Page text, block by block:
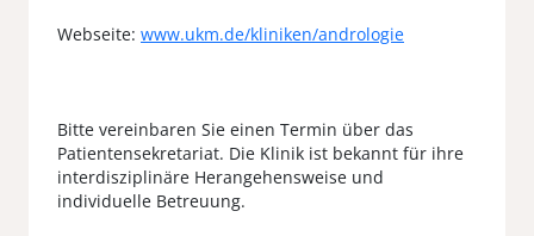
Webseite: www.ukm.de/kliniken/andrologie
Bitte vereinbaren Sie einen Termin über das
Patientensekretariat. Die Klinik ist bekannt für ihre
interdisziplinäre Herangehensweise und
individuelle Betreuung.